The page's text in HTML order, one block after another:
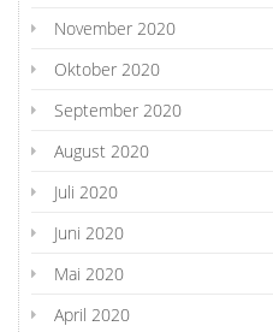
November 2020
Oktober 2020
September 2020
August 2020
Juli 2020
Juni 2020
Mai 2020
April 2020